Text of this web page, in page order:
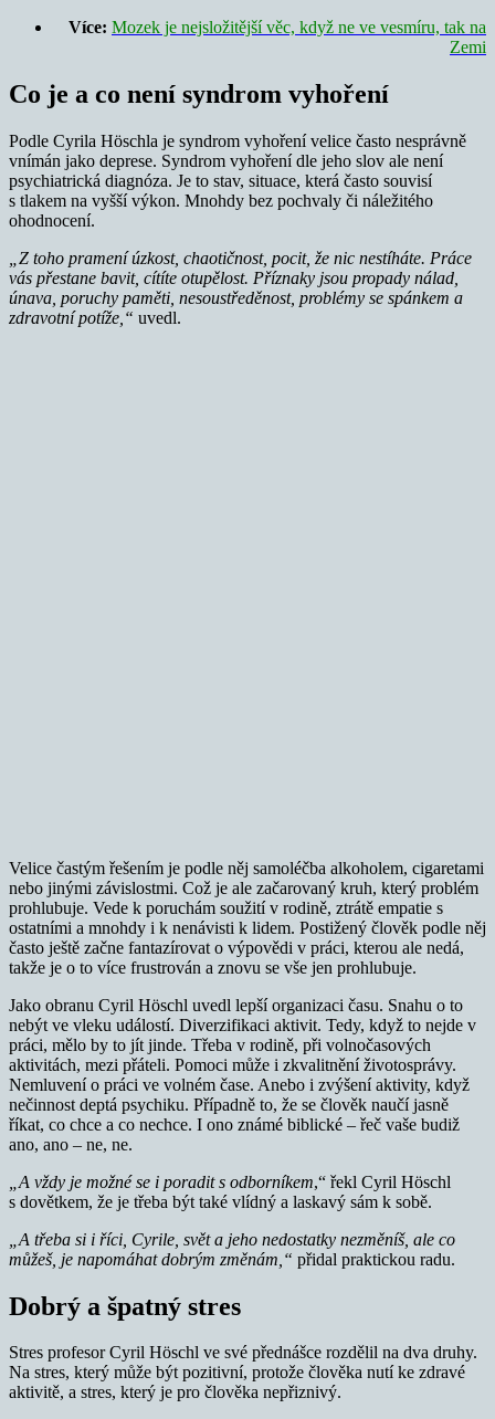
Více: Mozek je nejsložitější věc, když ne ve vesmíru, tak na
Zemi
Co je a co není syndrom vyhoření
Podle Cyrila Höschla je syndrom vyhoření velice často nesprávně
vnímán jako deprese. Syndrom vyhoření dle jeho slov ale není
psychiatrická diagnóza. Je to stav, situace, která často souvisí
s tlakem na vyšší výkon. Mnohdy bez pochvaly či náležitého
ohodnocení.
„Z toho pramení úzkost, chaotičnost, pocit, že nic nestíháte. Práce
vás přestane bavit, cítíte otupělost. Příznaky jsou propady nálad,
únava, poruchy paměti, nesoustředěnost, problémy se spánkem a
zdravotní potíže,“ uvedl.
Velice častým řešením je podle něj samoléčba alkoholem, cigaretami
nebo jinými závislostmi. Což je ale začarovaný kruh, který problém
prohlubuje. Vede k poruchám soužití v rodině, ztrátě empatie s
ostatními a mnohdy i k nenávisti k lidem. Postižený člověk podle něj
často ještě začne fantazírovat o výpovědi v práci, kterou ale nedá,
takže je o to více frustrován a znovu se vše jen prohlubuje.
Jako obranu Cyril Höschl uvedl lepší organizaci času. Snahu o to
nebýt ve vleku událostí. Diverzifikaci aktivit. Tedy, když to nejde v
práci, mělo by to jít jinde. Třeba v rodině, při volnočasových
aktivitách, mezi přáteli. Pomoci může i zkvalitnění životosprávy.
Nemluvení o práci ve volném čase. Anebo i zvýšení aktivity, když
nečinnost deptá psychiku. Případně to, že se člověk naučí jasně
říkat, co chce a co nechce. I ono známé biblické – řeč vaše budiž
ano, ano – ne, ne.
„A vždy je možné se i poradit s odborníkem,“ řekl Cyril Höschl
s dovětkem, že je třeba být také vlídný a laskavý sám k sobě.
„A třeba si i říci, Cyrile, svět a jeho nedostatky nezměníš, ale co
můžeš, je napomáhat dobrým změnám,“ přidal praktickou radu.
Dobrý a špatný stres
Stres profesor Cyril Höschl ve své přednášce rozdělil na dva druhy.
Na stres, který může být pozitivní, protože člověka nutí ke zdravé
aktivitě, a stres, který je pro člověka nepřiznivý.